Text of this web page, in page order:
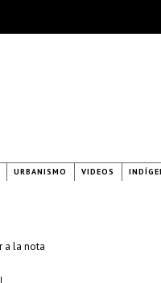
URBANISMO VIDEOS
a la nota